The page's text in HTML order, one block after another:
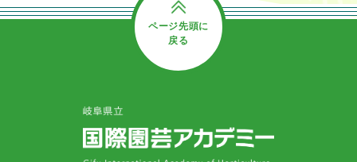
ページ先頭に
戻る